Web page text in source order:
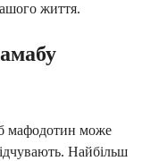
життя.
мафодотин може
Найбільш